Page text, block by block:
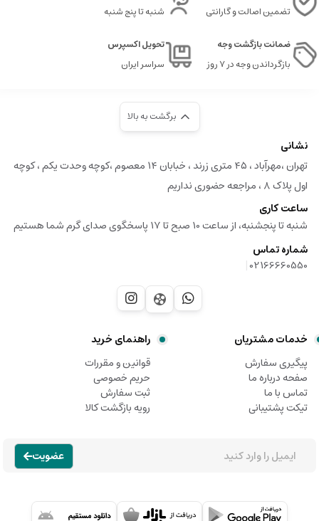
تضمین اصالت و گارانتی
شنبه تا پنج شنبه
ضمانت بازگشت وجه
بازگرداندن وجه در ۷ روز
تحویل اکسپرس
سراسر ایران
برگشت به بالا
نشانی
تهران ،مهرآباد ، ۴۵ متری زرند ، خبابان ۱۴ معصوم ،کوچه وحدت یکم ، کوچه
اول پلاک ۸ ، مراجعه حضوری نداریم
ساعت کاری
شنبه تا پنجشنبه، از ساعت 10 صبح تا 17 پاسخگوی صدای گرم شما هستیم
شماره تماس
02166660550
|
خدمات مشتریان
پیگیری سفارش
صفحه درباره ما
تماس با ما
تیکت پشتیبانی
راهنمای خرید
قوانین و مقررات
حریم خصوصی
ثبت سفارش
رویه بازگشت کالا
عضویت